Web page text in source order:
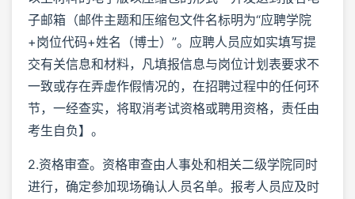
子邮箱（邮件主题和压缩包文件名标明为“应聘学院
+岗位代码+姓名（博士）”。应聘人员应如实填写提
交有关信息和材料，凡填报信息与岗位计划表要求不
一致或存在弄虚作假情况的，在招聘过程中的任何环
节，一经查实，将取消考试资格或聘用资格，责任由
考生自负】。
2.资格审查。资格审查由人事处和相关二级学院同时
进行，确定参加现场确认人员名单。报考人员应及时